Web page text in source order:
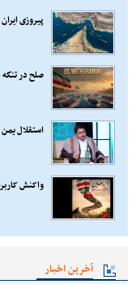
پیروزی
صلح در تنگه
استقلال
واکنش
آخرین اخبار